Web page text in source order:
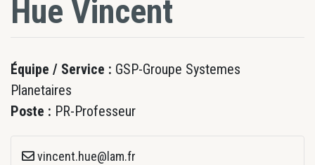
Hue Vincent
Équipe / Service : GSP-Groupe Systemes
Planetaires
Poste : PR-Professeur
vincent.hue@lam.fr